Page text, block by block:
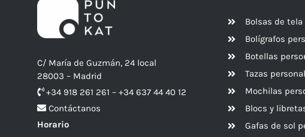
C/ María de Guzmán, 24 local
28003 – Madrid
+34 918 261 261 – +34 637 44 40 12
Contáctanos
Horario
Bolsas de
Bolígrafos
Botellas
Tazas
Mochilas
Blocs y
Gafas de sol